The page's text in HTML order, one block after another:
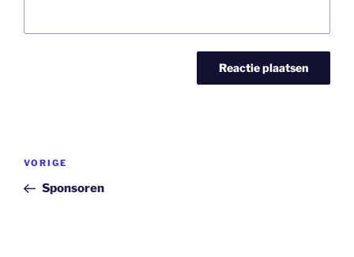
Bericht
Vorig
bericht
VORIGE
Sponsoren